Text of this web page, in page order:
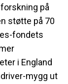
på
støtte på 70
fondets
i England
mygg ut